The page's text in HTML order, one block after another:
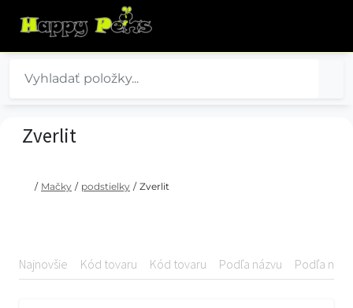
Zverlit
/ Mačky / podstielky / Zverlit
Najnovšie Kód tovaru Kód tovaru Podľa názvu Podľa